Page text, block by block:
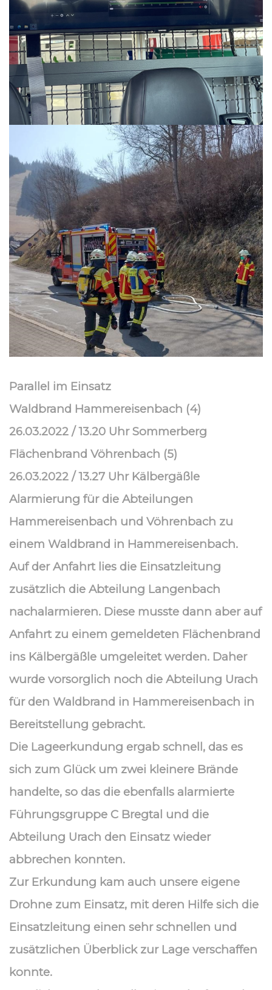
Parallel im Einsatz
Waldbrand Hammereisenbach (4)
26.03.2022 / 13.20 Uhr Sommerberg
Flächenbrand Vöhrenbach (5)
26.03.2022 / 13.27 Uhr Kälbergäßle
Alarmierung für die Abteilungen
Hammereisenbach und Vöhrenbach zu
einem Waldbrand in Hammereisenbach.
Auf der Anfahrt lies die Einsatzleitung
zusätzlich die Abteilung Langenbach
nachalarmieren. Diese musste dann aber auf
Anfahrt zu einem gemeldeten Flächenbrand
ins Kälbergäßle umgeleitet werden. Daher
wurde vorsorglich noch die Abteilung Urach
für den Waldbrand in Hammereisenbach in
Bereitstellung gebracht.
Die Lageerkundung ergab schnell, das es
sich zum Glück um zwei kleinere Brände
handelte, so das die ebenfalls alarmierte
Führungsgruppe C Bregtal und die
Abteilung Urach den Einsatz wieder
abbrechen konnten.
Zur Erkundung kam auch unsere eigene
Drohne zum Einsatz, mit deren Hilfe sich die
Einsatzleitung einen sehr schnellen und
zusätzlichen Überblick zur Lage verschaffen
konnte.